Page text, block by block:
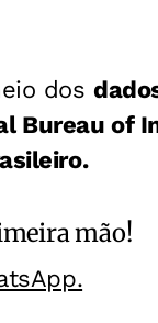
dos
Bureau of
mão!